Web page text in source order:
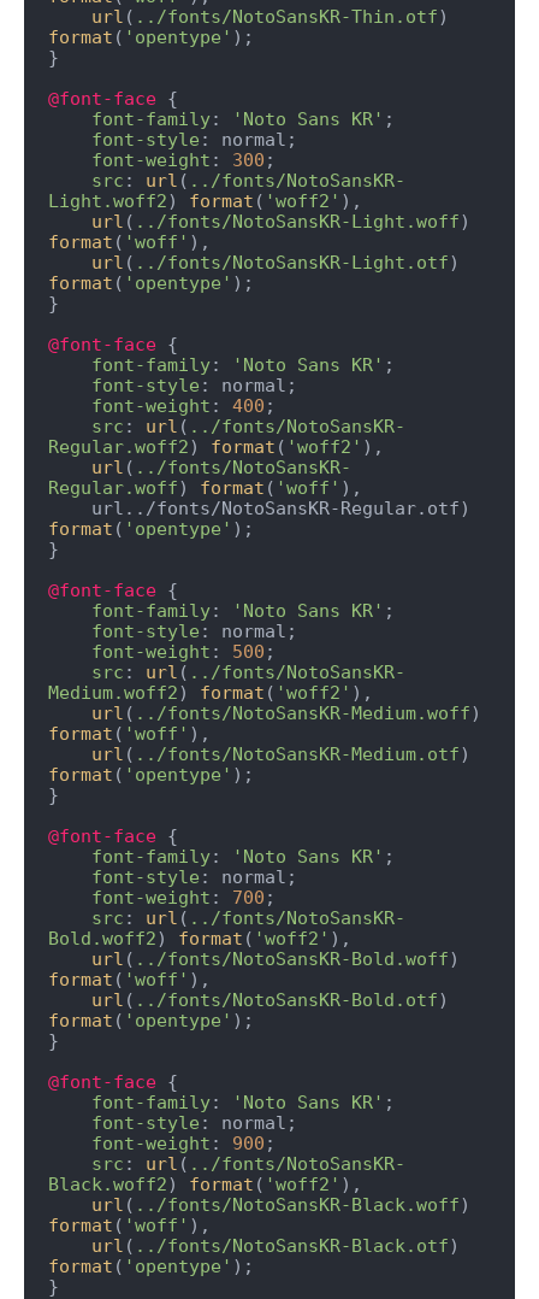
url ( ../fonts/NotoSansKR-Thin.otf
format ( 'opentype' );
}
@font-face {
font-family: 'Noto Sans KR' ;
font-style : normal;
font-weight : 300 ;
src : url ( ../fonts/NotoSansKR-
Light.woff2) format ( 'woff2' ),
url ( ../fonts/NotoSansKR-Light.woff
format ( 'woff' ),
url ( ../fonts/NotoSansKR-Light.otf
format ( 'opentype' );
}
@font-face {
font-family: 'Noto Sans KR' ;
font-style : normal;
font-weight : 400 ;
src : url ( ../fonts/NotoSansKR-
Regular.woff2) format ( 'woff2' ),
url ( ../fonts/NotoSansKR-
Regular.woff) format ( 'woff' ),
format ( 'opentype' );
}
@font-face {
font-family: 'Noto Sans KR' ;
font-style : normal;
font-weight : 500 ;
src : url ( ../fonts/NotoSansKR-
Medium.woff2) format ( 'woff2' ),
url ( ../fonts/NotoSansKR-Medium.woff
format ( 'woff' ),
url ( ../fonts/NotoSansKR-Medium.otf
format ( 'opentype' );
}
@font-face {
font-family: 'Noto Sans KR' ;
font-style : normal;
font-weight : 700 ;
src : url ( ../fonts/NotoSansKR-
Bold.woff2) format ( 'woff2' ),
url ( ../fonts/NotoSansKR-Bold.woff
format ( 'woff' ),
url ( ../fonts/NotoSansKR-Bold.otf
format ( 'opentype' );
}
@font-face {
font-family: 'Noto Sans KR' ;
font-style : normal;
font-weight : 900 ;
src : url ( ../fonts/NotoSansKR-
Black.woff2) format ( 'woff2' ),
url ( ../fonts/NotoSansKR-Black.woff
format ( 'woff' ),
url ( ../fonts/NotoSansKR-Black.otf
format ( 'opentype' );
}